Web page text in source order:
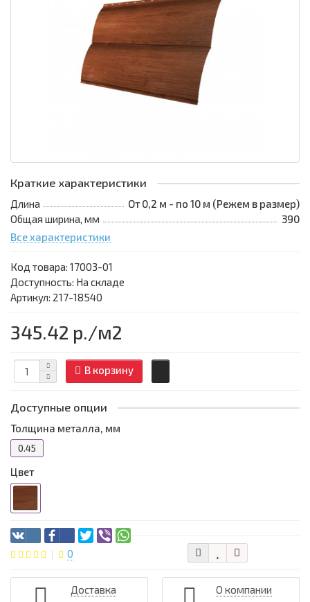
Краткие характеристики
Длина
От 0,2 м - по 10 м (Режем в размер)
Общая ширина, мм
390
Все характеристики
Код товара: 17003-01
Доступность: На складе
Артикул: 217-18540
345.42 р./м2
В корзину
Доступные опции
Толщина металла, мм
0.45
Цвет
0
Доставка О компании